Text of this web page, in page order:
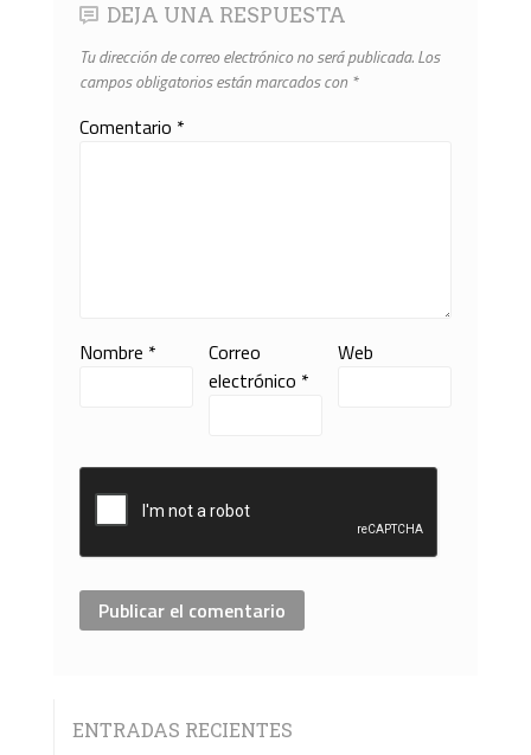
DEJA UNA RESPUESTA
Tu dirección de correo electrónico no será publicada.Los
campos obligatorios están marcados con *
Comentario *
Nombre *
Correo
electrónico *
Web
ENTRADAS RECIENTES